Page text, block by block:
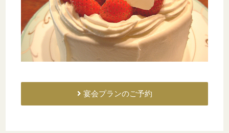
宴会プランのご予約